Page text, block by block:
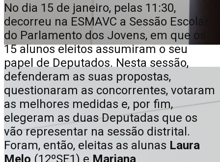
No dia 15 de janeiro, pelas 11:30,
decorreu na ESMAVC a Sessão Escolar
do Parlamento dos Jovens, em que os
15 alunos eleitos assumiram o seu
papel de Deputados. Nesta sessão,
defenderam as suas propostas,
questionaram as concorrentes, votaram
as melhores medidas e, por fim,
elegeram as duas Deputadas que os
vão representar na sessão distrital.
Foram, então, eleitas as alunas Laura
Melo (12ºSE1) e Mariana